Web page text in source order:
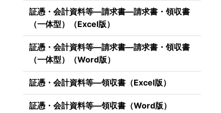
証憑・会計資料等―請求書―請求書・領収書
（一体型）（Excel版）
証憑・会計資料等―請求書―請求書・領収書
（一体型）（Word版）
証憑・会計資料等―領収書（Excel版）
証憑・会計資料等―領収書（Word版）